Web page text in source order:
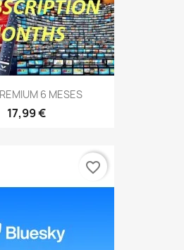
6 MESES
17,99 €
favorite_border